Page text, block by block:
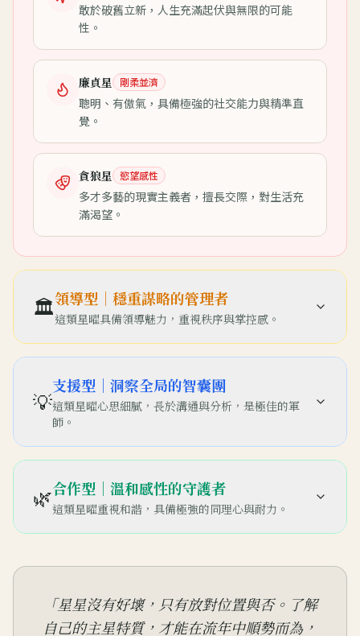
敢於破舊立新，人生充滿起伏與無限的可能
性。
廉貞星 剛柔並濟
聰明、有傲氣，具備極強的社交能力與精準直
覺。
貪狼星 慾望感性
多才多藝的現實主義者，擅長交際，對生活充
滿渴望。
🏛️領導型｜穩重謀略的管理者
這類星曜具備領導魅力，重視秩序與掌控感。
💡
支援型｜洞察全局的智囊團
這類星曜心思細膩，長於溝通與分析，是極佳的軍
師。
🌿合作型｜溫和感性的守護者
這類星曜重視和諧，具備極強的同理心與耐力。
「星星沒有好壞，只有放對位置與否。了解
自己的主星特質，才能在流年中順勢而為，